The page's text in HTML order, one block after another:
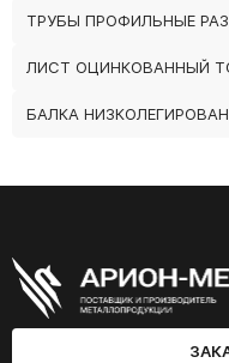
ТРУБЫ ПРОФИЛЬНЫЕ
ЛИСТ ОЦИНКОВАННЫЙ
БАЛКА